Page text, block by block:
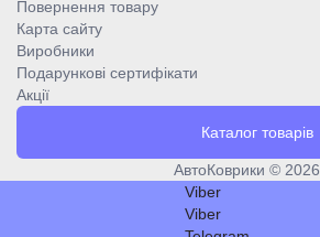
Повернення товару
Карта сайту
Виробники
Подарункові сертифікати
Акції
Каталог товарів
АвтоКоврики © 2026
Viber
Viber